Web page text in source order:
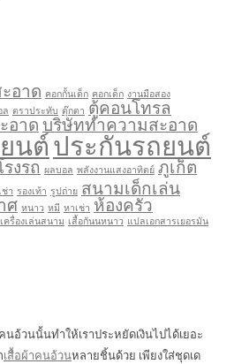
อาด คอกกั้นเด็ก คอกเด็ก งานมือสอง
ล ตราประทับ ตุ๊กตา ตู้คอนโทรล
อาดบริษัททำความสะอาด
นต์ประกันรถยนต์
งรถ ผลบอล พลังงานแสงอาทิตย์ ภูเก็ต
ช่า รองเท้า รูปถ่าย สนามเด็กเล่น
ศ หนาว หมี หาเช่า ห้องครัว
เครื่องเล่นสนาม เสื้อกันนหนาว แปลเอกสารเยอรมัน
นอ้วนนั้นทำให้เราประหยัดเงินไปได้เยอะ
เสื้อผ้าคนอ้วนหลายชิ้นด้วย เพียงใส่ชุดเด